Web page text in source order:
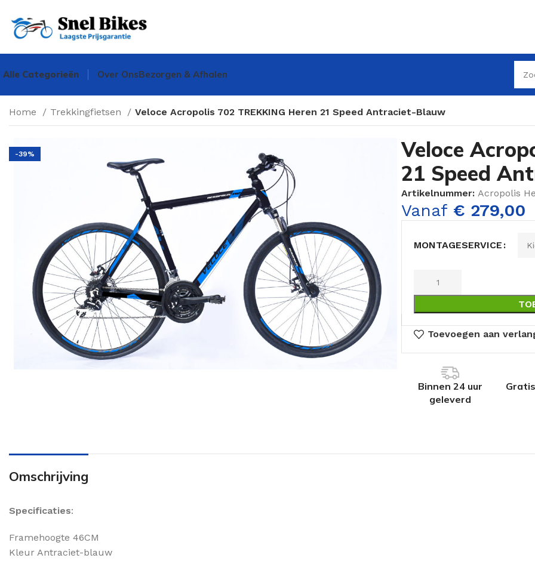
Alle Categorieën Over OnsBezorgen & Afhalen
Home Trekkingfietsen Veloce Acropolis 702 TREKKING Heren 21 Speed Antraciet-Blauw
-39%
Veloce
21 Speed
Artikelnummer: Acropolis
Vanaf € 279,00
MONTAGESERVICE
Toevoegen aan
Binnen 24 uur
geleverd
Omschrijving
Specificaties:
Framehoogte 46CM
Kleur Antraciet-blauw